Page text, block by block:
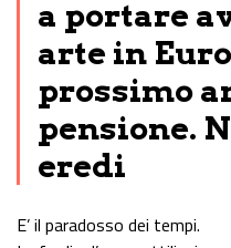
a portare
arte in
prossimo
pensione.
eredi
E’ il paradosso dei tempi.